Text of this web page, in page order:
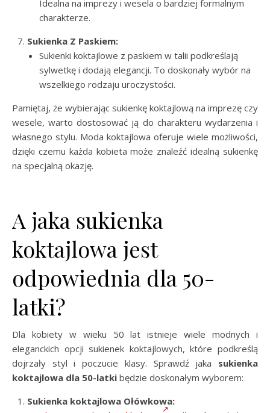
Idealna na imprezy i wesela o bardziej formalnym
charakterze.
Sukienka Z Paskiem:
Sukienki koktajlowe z paskiem w talii podkreślają
sylwetkę i dodają elegancji. To doskonały wybór na
wszelkiego rodzaju uroczystości.
Pamiętaj, że wybierając sukienkę koktajlową na imprezę czy
wesele, warto dostosować ją do charakteru wydarzenia i
własnego stylu. Moda koktajlowa oferuje wiele możliwości,
dzięki czemu każda kobieta może znaleźć idealną sukienkę
na specjalną okazję.
A jaka sukienka
koktajlowa jest
odpowiednia dla 50-
latki?
Dla kobiety w wieku 50 lat istnieje wiele modnych i
eleganckich opcji sukienek koktajlowych, które podkreślą
dojrzały styl i poczucie klasy. Sprawdź jaka sukienka
koktajlowa dla 50-latki będzie doskonałym wyborem:
Sukienka koktajlowa Ołówkowa: